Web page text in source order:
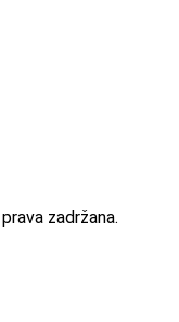
zadržana.